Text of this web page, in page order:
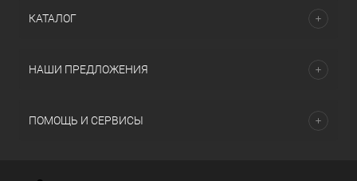
КАТАЛОГ
НАШИ ПРЕДЛОЖЕНИЯ
ПОМОЩЬ И СЕРВИСЫ